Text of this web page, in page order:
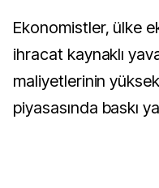
Ekonomistler, ülke
ihracat kaynaklı
maliyetlerinin
piyasasında baskı